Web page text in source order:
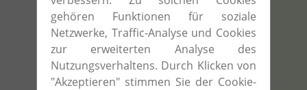
Energetik
gehören Funktionen für soziale
Netzwerke, Traffic-Analyse und Cookies
zur erweiterten Analyse des
Nutzungsverhaltens. Durch Klicken von
"Akzeptieren" stimmen Sie der Cookie-